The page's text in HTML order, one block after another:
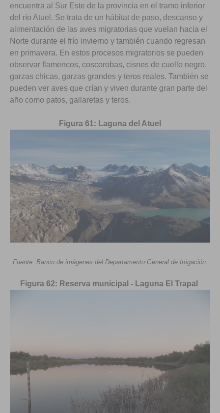
encuentra al Sur Este de la provincia en el tramo inferior
del río Atuel. Se trata de un hábitat de paso, descanso y
alimentación de las aves migratorias que vuelan hacia el
Norte durante el frío invierno y también cuando regresan
en primavera. En estos procesos migratorios se pueden
observar flamencos, coscorobas, cisnes de cuello negro,
garzas chicas, garzas grandes y teros reales. También se
pueden ver aves que crían y viven durante gran parte del
año como patos, gallaretas y teros.
Figura 61: Laguna del Atuel
Fuente: Banco de imágenes del Departamento General de Irrigación.
Figura 62: Reserva municipal - Laguna El Trapal